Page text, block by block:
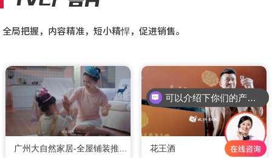
全局把握，内容精准，短小精悍，促进销售。
花王酒
可以介绍下你们的产品么